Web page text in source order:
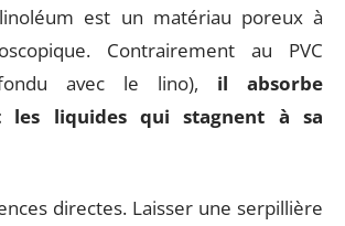
est un matériau poreux à
Contrairement au PVC
avec le lino), il absorbe
les liquides qui stagnent à sa
directes. Laisser une serpillière